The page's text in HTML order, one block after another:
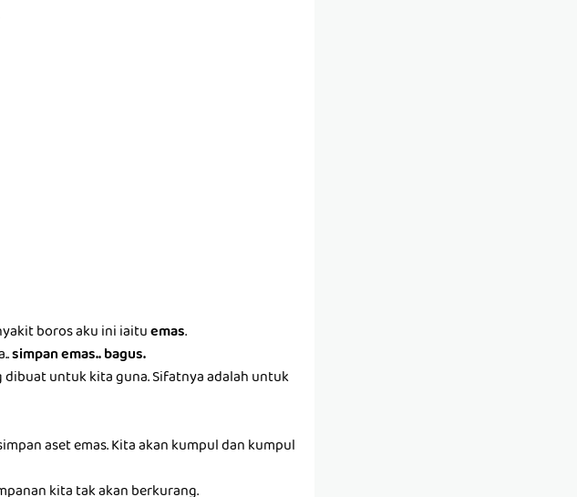
boros aku ini iaituemas.
simpan emas.. bagus.
untuk kita guna. Sifatnya adalah untuk
aset emas. Kita akan kumpul dan kumpul